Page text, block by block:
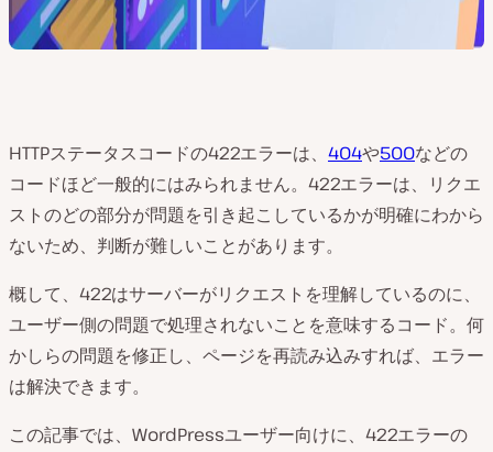
HTTPステータスコードの422エラーは、 404や500などの
コードほど一般的にはみられません。422エラーは、リクエ
ストのどの部分が問題を引き起こしているかが明確にわから
ないため、判断が難しいことがあります。
概して、422はサーバーがリクエストを理解しているのに、
ユーザー側の問題で処理されないことを意味するコード。何
かしらの問題を修正し、ページを再読み込みすれば、エラー
は解決できます。
この記事では、WordPressユーザー向けに、422エラーの